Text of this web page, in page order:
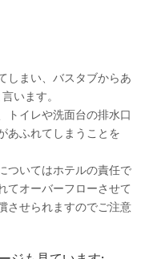
しまい、バスタブからあ
います。
トイレや洗面台の排水口
あふれてしまうことを
ついてはホテルの責任で
てオーバーフローさせて
させられますのでご注意